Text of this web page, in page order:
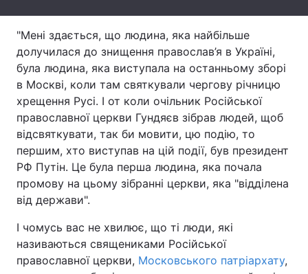
Тема оформлення
"Мені здається, що людина, яка найбільше
долучилася до знищення православ’я в Україні,
була людина, яка виступала на останньому зборі
в Москві, коли там святкували чергову річницю
хрещення Русі. І от коли очільник Російської
православної церкви Гундяєв зібрав людей, щоб
відсвяткувати, так би мовити, цю подію, то
першим, хто виступав на цій події, був президент
РФ Путін. Це була перша людина, яка почала
промову на цьому зібранні церкви, яка "відділена
від держави".
І чомусь вас не хвилює, що ті люди, які
називаються священиками Російської
православної церкви, Московського патріархату,